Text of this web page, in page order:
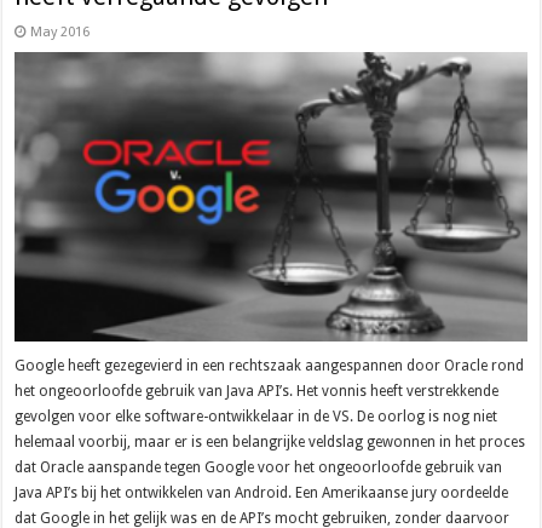
May 2016
Google heeft gezegevierd in een rechtszaak aangespannen door Oracle rond
het ongeoorloofde gebruik van Java API’s. Het vonnis heeft verstrekkende
gevolgen voor elke software-ontwikkelaar in de VS. De oorlog is nog niet
helemaal voorbij, maar er is een belangrijke veldslag gewonnen in het proces
dat Oracle aanspande tegen Google voor het ongeoorloofde gebruik van
Java API’s bij het ontwikkelen van Android. Een Amerikaanse jury oordeelde
dat Google in het gelijk was en de API’s mocht gebruiken, zonder daarvoor